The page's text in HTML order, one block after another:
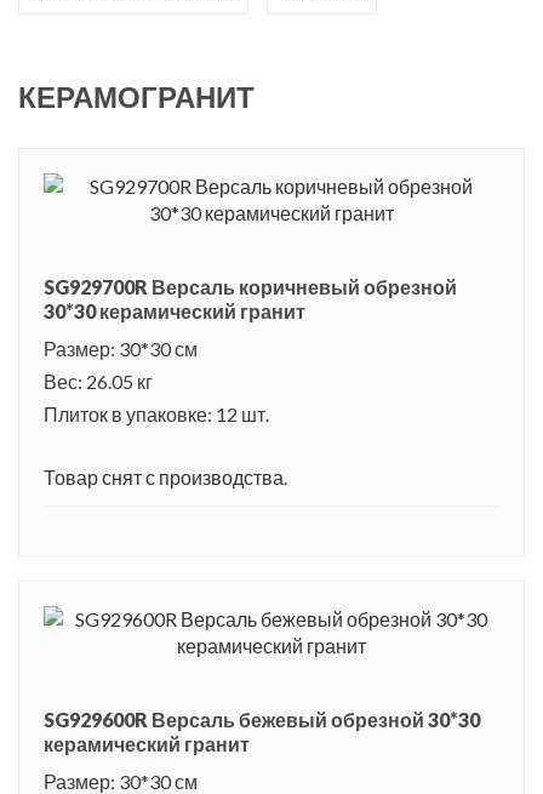
КЕРАМОГРАНИТ
SG929700R Версаль коричневый обрезной
30*30 керамический гранит
Размер: 30*30 см
Вес: 26.05 кг
Плиток в упаковке: 12 шт.
Товар снят с производства.
SG929600R Версаль бежевый обрезной 30*30
керамический гранит
Размер: 30*30 см